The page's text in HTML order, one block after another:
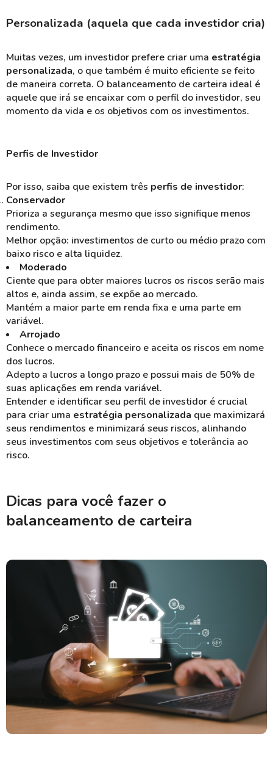
Personalizada (aquela que cada investidor cria)
Muitas vezes, um investidor prefere criar uma estratégia
personalizada, o que também é muito eficiente se feito
de maneira correta. O balanceamento de carteira ideal é
aquele que irá se encaixar com o perfil do investidor, seu
momento da vida e os objetivos com os investimentos.
Perfis de Investidor
Por isso, saiba que existem três perfis de investidor:
Conservador
Prioriza a segurança mesmo que isso signifique menos
rendimento.
Melhor opção: investimentos de curto ou médio prazo com
baixo risco e alta liquidez.
Moderado
Ciente que para obter maiores lucros os riscos serão mais
altos e, ainda assim, se expõe ao mercado.
Mantém a maior parte em renda fixa e uma parte em
variável.
Arrojado
Conhece o mercado financeiro e aceita os riscos em nome
dos lucros.
Adepto a lucros a longo prazo e possui mais de 50% de
suas aplicações em renda variável.
Entender e identificar seu perfil de investidor é crucial
para criar uma estratégia personalizada que maximizará
seus rendimentos e minimizará seus riscos, alinhando
seus investimentos com seus objetivos e tolerância ao
risco.
Dicas para você fazer o
balanceamento de carteira